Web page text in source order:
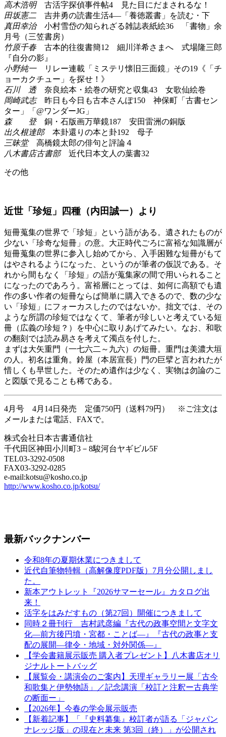
高木浩明古活字探偵事件帖4 見た目にだまされるな！
田坂憲二吉井勇の読書生活4―「養徳叢書」を読む・下
真田幸治小村雪岱の知られざる雑誌表紙絵36 「書物」余
月号（三笠書房）
竹原千春古本的往復書簡12 細川洋希さまへ 式場隆三郎
『自分の影』
小野純一リレー連載「ミステリ懐旧三面鏡」その19《「チ
ョーカクチュー」を探せ！》
石川 透奈良絵本・絵巻の研究と収集43 女歌仙絵巻
岡崎武志昨日も今日も古本さんぽ150 神保町「古書セン
ター」「@ワンダーJG」
森 登銅・石版画万華鏡187 安田雷洲の銅版
出久根達郎本卦還りの本と卦192 母子
三昧堂高橋鏡太郎の俳句と評論４
八木書店古書部近代日本文人の葉書32
その他
近世「珍短」四種（内田誠一）より
短冊蒐集の世界で「珍短」という語がある。遺されたものが
少ない「珍奇な短冊」の意。大正時代ごろに富裕な知識層が
短冊蒐集の世界に参入し始めてから、入手困難な短冊がもて
はやされるようになった、というのが筆者の仮説である。そ
れから間もなく「珍短」の語が蒐集家の間で用いられること
になったのであろう。富裕層にとっては、如何に高額でも遺
作の多い作者の短冊ならば簡単に購入できるので、数の少な
い「珍短」にフォーカスしたのではないか。拙文では、その
ような所謂の珍短ではなくて、筆者が珍しいと考えている短
冊（広義の珍短？）を中心に取りあげてみたい。なお、和歌
の翻刻では読み易さを考えて濁点を付した。
まずは大矢重門（一七六二～九六）の短冊。重門は美濃大垣
の人。初名は重角。鈴屋（本居宣長）門の巨擘と言われたが
惜しくも早世した。そのため遺作は少なく、実物は勿論のこ
と図版で見ることも稀である。
4月号 4月14日発売 定価750円（送料79円） ※ご注文は
メールまたは電話、FAXで。
株式会社日本古書通信社
千代田区神田小川町3－8駿河台ヤギビル5F
TEL03-3292-0508
FAX03-3292-0285
e-mail:kotsu@kosho.co.jp
http://www.kosho.co.jp/kotsu/
最新バックナンバー
令和8年の夏期休業につきまして
近代自筆物特輯（高解像度PDF版）7月分公開しまし
た。
新本アウトレット『2026サマーセール』カタログ出
来！
活字をはみだすもの（第27回）開催につきまして
同時２冊刊行 吉村武彦編『古代の政事空間と文字文
化—前方後円墳・宮都・ことば—』『古代の政事と支
配の展開—律令・地域・対外関係—』
【学会書籍展示販売 購入者プレゼント】八木書店オリ
ジナルトートバッグ
【展覧会・講演会のご案内】天理ギャラリー展「古今
和歌集と伊勢物語」／記念講演「校訂と注釈ー古典学
の断面ー」
【2026年】今春の学会展示販売
【新着記事】「『史料纂集』校訂者が語る「ジャパン
ナレッジ版」の現在と未来 第3回（終）」が公開され